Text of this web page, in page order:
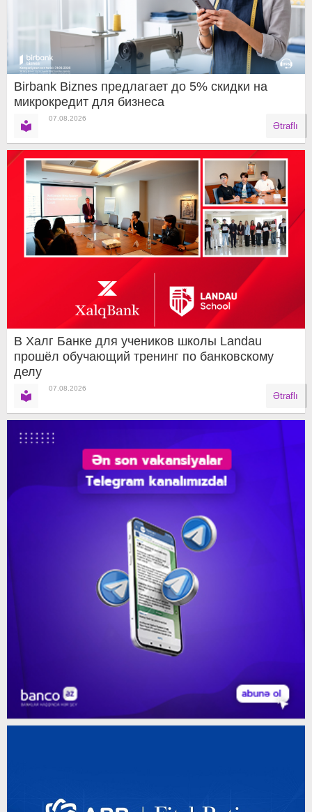
Birbank Biznes предлагает до 5% скидки на
микрокредит для бизнеса
07.08.2026
Ətraflı
В Халг Банке для учеников школы Landau
прошёл обучающий тренинг по банковскому
делу
07.08.2026
Ətraflı